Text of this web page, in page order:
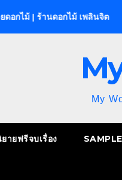
านดอกไม้ เพลินจิต Top
My
ายฟรีจบเรื่อง